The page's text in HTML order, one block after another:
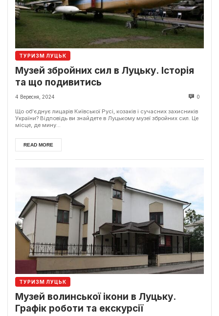
ТУРИЗМ ЛУЦЬК
Музей збройних сил в Луцьку. Історія
та що подивитись
4 Вересня, 2024 0
Що об'єднує лицарів Київської Русі, козаків і сучасних захисників
України? Відповідь ви знайдете в Луцькому музеї збройних сил. Це
місце, де мину...
READ MORE
ТУРИЗМ ЛУЦЬК
Музей волинської ікони в Луцьку.
Графік роботи та екскурсії